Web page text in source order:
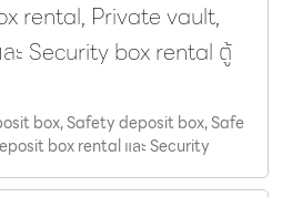
rental, Private vault,
ะ Security box rental ตู้
box, Safety deposit box, Safe
box rental และ Security